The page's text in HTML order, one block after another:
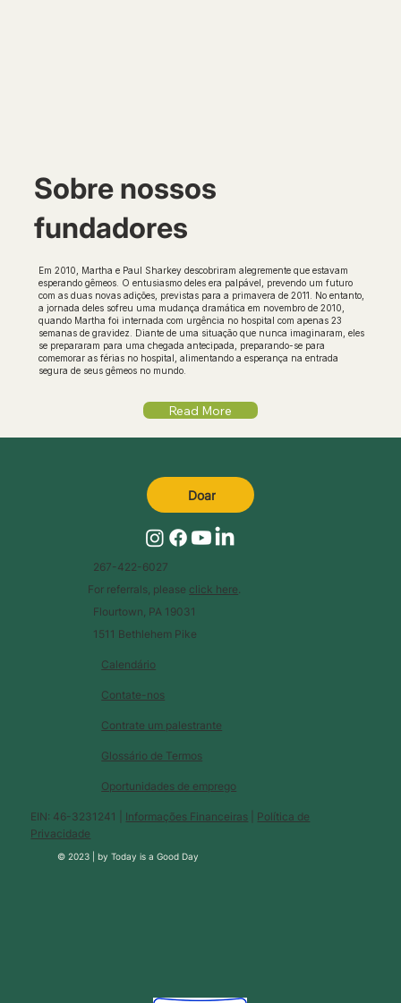
Sobre nossos
fundadores
Em 2010, Martha e Paul Sharkey descobriram alegremente que estavam
esperando gêmeos. O entusiasmo deles era palpável, prevendo um futuro
com as duas novas adições, previstas para a primavera de 2011. No entanto,
a jornada deles sofreu uma mudança dramática em novembro de 2010,
quando Martha foi internada com urgência no hospital com apenas 23
semanas de gravidez. Diante de uma situação que nunca imaginaram, eles
se prepararam para uma chegada antecipada, preparando-se para
comemorar as férias no hospital, alimentando a esperança na entrada
segura de seus gêmeos no mundo.
Read More
Calendário
Glossário de Termos
Contate-nos
Contrate um palestrante
Oportunidades de emprego
EIN: 46-3231241 | Informações Financeiras
Política de
Privacidade
© 2023 |byToday is a Good Day
267-422-6027
For referrals, please click here.
Flourtown, PA 19031
1511 Bethlehem Pike
Doar